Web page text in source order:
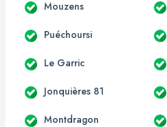
Mouzens
Puéchoursi
Le Garric
Jonquières 81
Montdragon